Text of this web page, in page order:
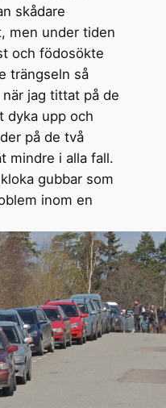
skådare
men under tiden
och födosökte
trängseln så
jag tittat på de
dyka upp och
på de två
mindre i alla fall.
gubbar som
inom en